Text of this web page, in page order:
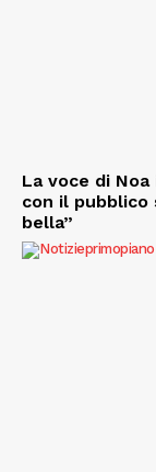
La voce di
con il pubblico
bella”